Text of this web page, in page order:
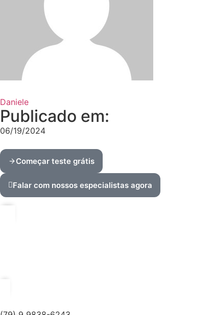
Daniele
Publicado em:
06/19/2024
Começar teste grátis
Falar com nossos especialistas agora